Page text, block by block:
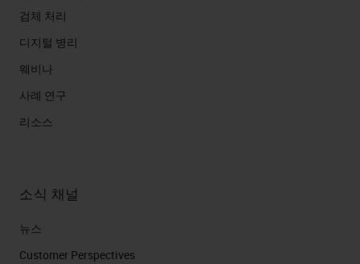
검체 처리
디지털 병리
웨비나
사례 연구
리소스
소식 채널
뉴스
Customer Perspectives​